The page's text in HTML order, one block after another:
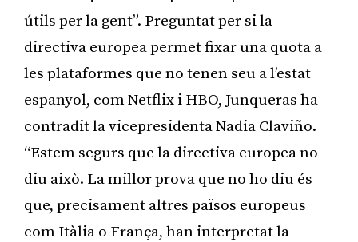
útils per la gent”. Preguntat per si la
directiva europea permet fixar una quota a
les plataformes que no tenen seu a l’estat
espanyol, com Netflix i HBO, Junqueras ha
contradit la vicepresidenta Nadia Claviño.
“Estem segurs que la directiva europea no
diu això. La millor prova que no ho diu és
que, precisament altres països europeus
com Itàlia o França, han interpretat la